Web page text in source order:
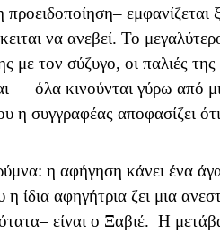
εμφανίζεται
να ανεβεί. Το
τον σύζυγο, οι παλιές της
— όλα κινούνται γύρω από
η συγγραφέας αποφασίζει
η αφήγηση κάνει ένα
ίδια αφηγήτρια ζει μια
είναι ο Ξαβιέ. Η